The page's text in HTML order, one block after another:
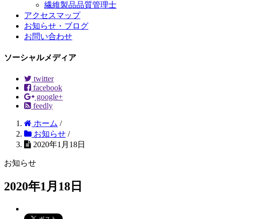
繊維製品品質管理士
アクセスマップ
お知らせ・ブログ
お問い合わせ
ソーシャルメディア
twitter
facebook
google+
feedly
ホーム /
お知らせ /
2020年1月18日
お知らせ
2020年1月18日